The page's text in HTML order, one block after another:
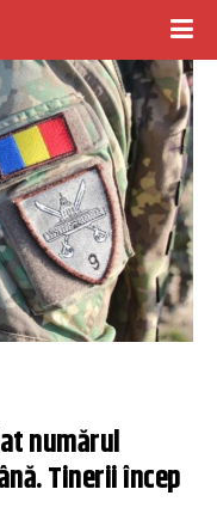
numărul
Tinerii încep